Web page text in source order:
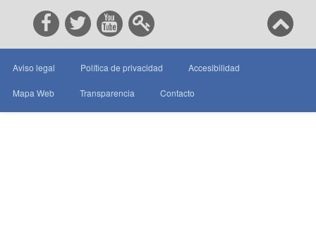
Aviso legal Política de privacidad Accesibilidad
Mapa Web Transparencia Contacto